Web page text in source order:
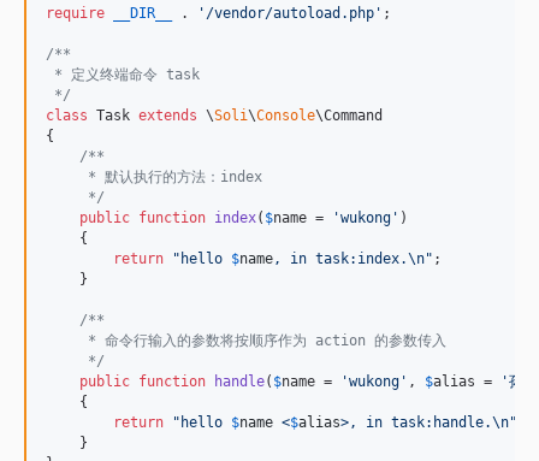
require __DIR__ . ' /vendor/autoload.php ' ;
/**
* 定义终端命令 task
*/
class Task extends \Soli\Console\Command
{
/**
     * 默认执行的方法：index
     */
public function index( $name = 'wukong ' )
    {
return
" hello $name, in task:index.\n" ;
    }
/**
     * 命令行输入的参数将按顺序作为 action 的参数传入
     */
public function handle( $name = 'wukong ' , $alias = '孙
    {
return
" hello $name <$alias>, in task:handle.\n"
    }